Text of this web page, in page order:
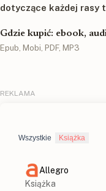
dotyczące każdej
Gdzie kupić: ebook,
Epub, Mobi, PDF, MP3